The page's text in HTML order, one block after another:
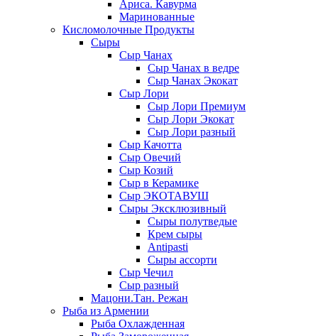
Ариса. Кавурма
Маринованные
Кисломолочные Продукты
Сыры
Сыр Чанах
Сыр Чанах в ведре
Сыр Чанах Экокат
Сыр Лори
Сыр Лори Премиум
Сыр Лори Экокат
Сыр Лори разный
Сыр Качотта
Сыр Овечий
Сыр Козий
Сыр в Керамике
Сыр ЭКОТАВУШ
Сыры Эксклюзивный
Сыры полутведые
Крем сыры
Antipasti
Сыры ассорти
Сыр Чечил
Сыр разный
Мацони.Тан. Режан
Рыба из Армении
Рыба Охлажденная